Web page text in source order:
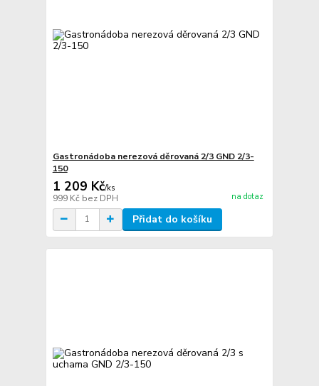
Gastronádoba nerezová děrovaná 2/3 GND 2/3-
150
1 209 Kč/ks
999 Kč bez DPH na dotaz
Přidat do košíku